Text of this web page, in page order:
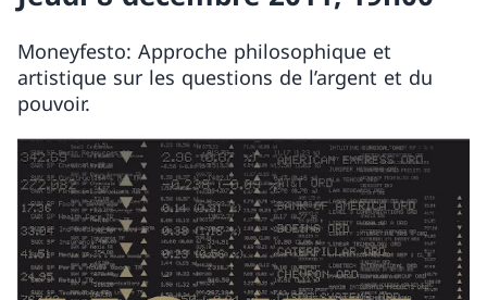
Moneyfesto: Approche philosophique et
artistique sur les questions de l’argent et du
pouvoir.